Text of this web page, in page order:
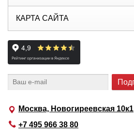
Москва, Новогиреевская 10к1
+7 495 966 38 80
КАРТА САЙТА